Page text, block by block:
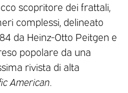
scopritore dei frattali,
complessi, delineato
da Heinz-Otto Peitgen e
popolare da una
rivista di alta
American